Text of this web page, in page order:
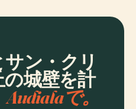
ン・クリ
城壁を計
Audialaで。